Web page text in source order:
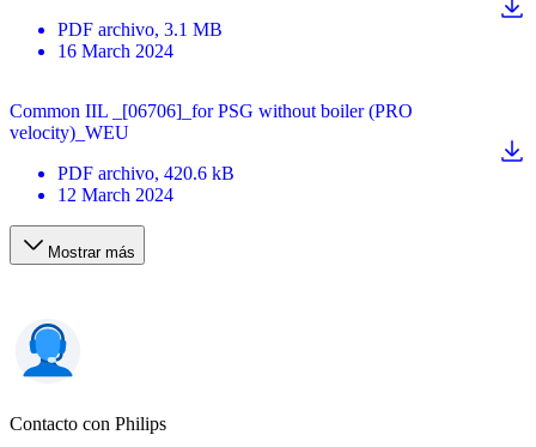
PDF archivo, 3.1 MB
16 March 2024
Common IIL _[06706]_for PSG without boiler (PRO
velocity)_WEU
PDF archivo, 420.6 kB
12 March 2024
Mostrar más
Contacto con Philips